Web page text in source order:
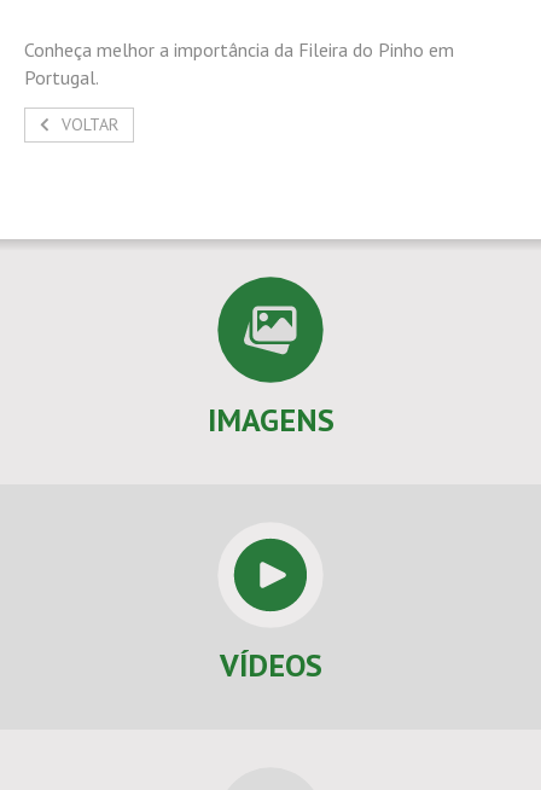
Conheça melhor a importância da Fileira do Pinho em
Portugal.
VOLTAR
IMAGENS
VÍDEOS